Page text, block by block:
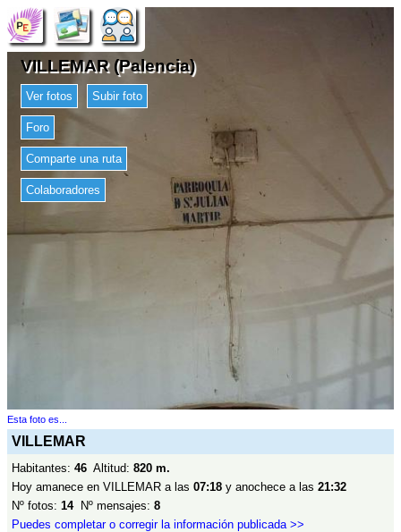
VILLEMAR (Palencia)
Ver fotos Subir foto
Foro
Comparte una ruta
Colaboradores
Esta foto es...
VILLEMAR
Habitantes: 46 Altitud: 820 m.
Hoy amanece en VILLEMAR a las 07:18 y anochece a las 21:32
Nº fotos: 14Nº mensajes: 8
Puedes completar o corregir la información publicada >>